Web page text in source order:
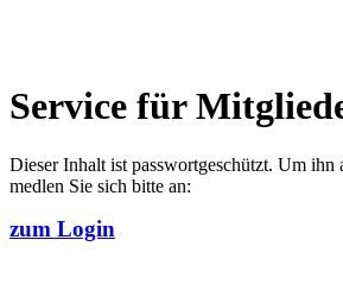
Service für
Dieser Inhalt ist passwortgeschützt. Um ihn
medlen Sie sich bitte an:
zum Login